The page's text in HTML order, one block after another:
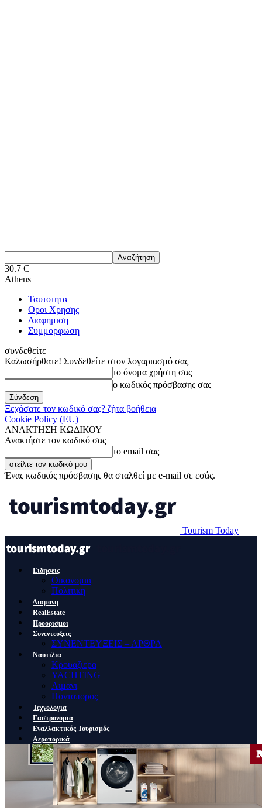
30.7 C
Athens
Ταυτοτητα
Οροι Χρησης
Διαφημιση
Συμμορφωση
συνδεθείτε
Καλωσήρθατε! Συνδεθείτε στον λογαριασμό σας
το όνομα χρήστη σας
ο κωδικός πρόσβασης σας
Ξεχάσατε τον κωδικό σας? ζήτα βοήθεια
Cookie Policy (EU)
ΑΝΑΚΤΗΣΗ ΚΩΔΙΚΟΥ
Ανακτήστε τον κωδικό σας
το email σας
Ένας κωδικός πρόσβασης θα σταλθεί με e-mail σε εσάς.
Tourism Today
Ειδησεις
Οικονομια
Πολιτικη
Διαμονη
RealEstate
Προορισμοι
Συνεντευξεις
ΣΥΝΕΝΤΕΥΞΕΙΣ – ΑΡΘΡΑ
Ναυτιλια
Κρουαζιερα
YACHTING
Λιμανι
Ποντοπορος
Τεχνολογια
Γαστρονομια
Εναλλακτικός Τουρισμός
Αεροπορικά